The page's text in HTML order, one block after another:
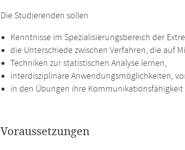
Die Studierenden sollen
Kenntnisse im Spezialisierungsbereich der
die Unterschiede zwischen Verfahren, die auf
Techniken zur statistischen Analyse lernen,
interdisziplinäre Anwendungsmöglichkeiten,
in den Übungen ihre Kommunikationsfähigkeit
Voraussetzungen